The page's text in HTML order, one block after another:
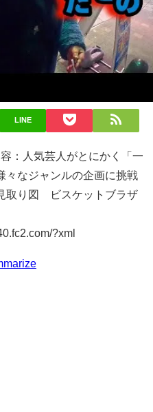
LINE
：人気芸人がとにかく「一
々なジャンルの企画に挑戦
取り図 ビスケットブラザ
?xml